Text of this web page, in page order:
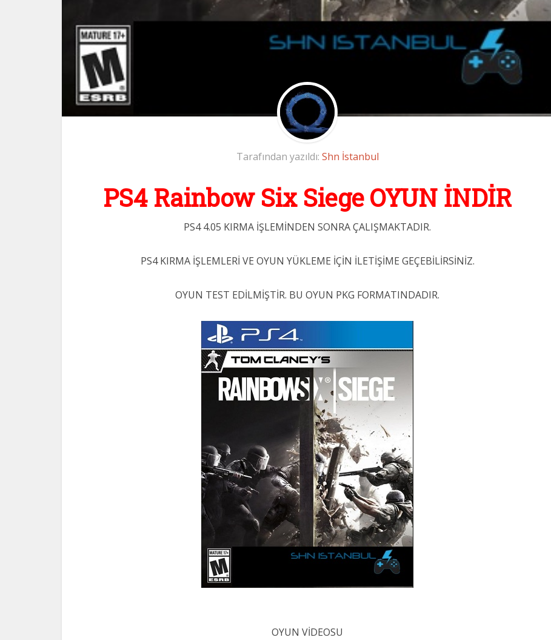
Tarafından yazıldı: Shn İstanbul
PS4 Rainbow Six Siege OYUN İNDİR
PS4 4.05 KIRMA İŞLEMİNDEN SONRA ÇALIŞMAKTADIR.
PS4 KIRMA İŞLEMLERİ VE OYUN YÜKLEME İÇİN İLETİŞİME GEÇEBİLİRSİNİZ.
OYUN TEST EDİLMİŞTİR. BU OYUN PKG FORMATINDADIR.
OYUN VİDEOSU